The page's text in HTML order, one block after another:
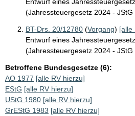
(Jahressteuergesetz 2024 - JStG
BT-Drs. 20/12780 (Vorgang) [alle
Entwurf eines
(Jahressteuergesetz 2024 - JStG
Betroffene Bundesgesetze (6):
AO 1977 [alle RV hierzu]
EStG [alle RV hierzu]
UStG 1980 [alle RV hierzu]
GrEStG 1983 [alle RV hierzu]